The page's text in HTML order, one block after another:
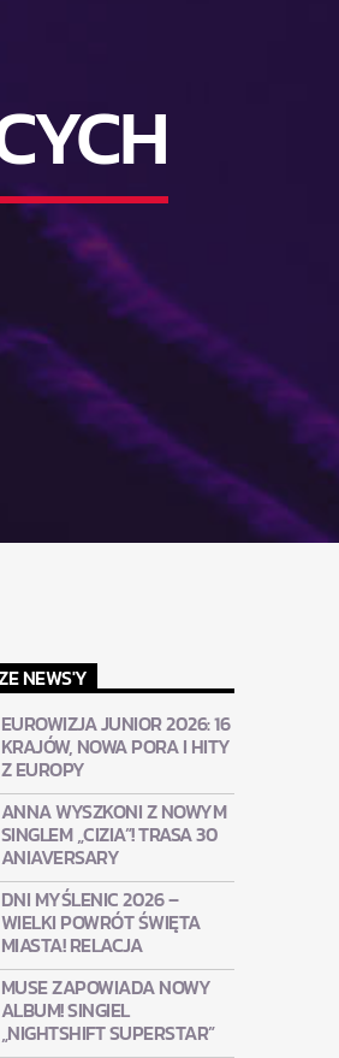
NEWS'Y
EUROWIZJA JUNIOR 2026: 16
KRAJÓW, NOWA PORA I HITY
Z EUROPY
ANNA WYSZKONI Z NOWYM
SINGLEM „CIZIA”! TRASA 30
ANIAVERSARY
DNI MYŚLENIC 2026 –
WIELKI POWRÓT ŚWIĘTA
MIASTA! RELACJA
MUSE ZAPOWIADA NOWY
ALBUM! SINGIEL
„NIGHTSHIFT SUPERSTAR”